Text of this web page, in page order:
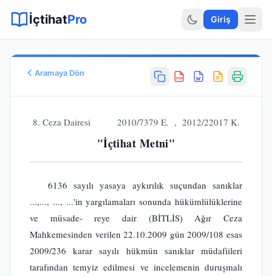
Hukuki Araçlar
İçtihatPro Giriş
Aramaya Dön
PDF
2010/7379
Karar Tarihi
Karar Sonucu
BOZULMASINA
Hukuk Alanı
Ceza Hukuku
8. Ceza Dairesi 2010/7379 E. , 2012/22017 K.
"İçtihat Metni"
6136 sayılı yasaya aykırılık suçundan sanıklar
...,..., ..., ...'in yargılamaları sonunda hükümlülüklerine
ve müsade- reye dair (BİTLİS) Ağır Ceza
Mahkemesinden verilen 22.10.2009 gün 2009/108 esas
2009/236 karar sayılı hükmün sanıklar müdafiileri
tarafından temyiz edilmesi ve incelemenin duruşmalı